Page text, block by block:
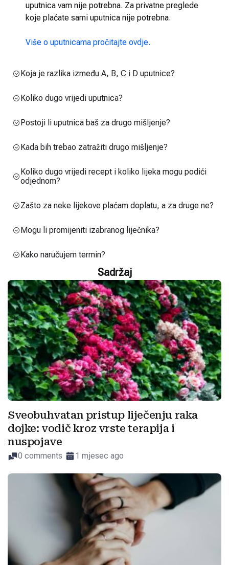
uputnica vam nije potrebna. Za privatne preglede
koje plaćate sami uputnica nije potrebna.
Više o uputnicama pročitajte ovdje.
Koja je razlika između A, B, C i D uputnice?
Koliko dugo vrijedi uputnica?
Postoji li uputnica baš za drugo mišljenje?
Kada bih trebao zatražiti drugo mišljenje?
Koliko dugo vrijedi recept i koliko lijeka mogu podići
odjednom?
Zašto za neke lijekove plaćam doplatu, a za druge ne?
Mogu li promijeniti izabranog liječnika?
Kako naručujem termin?
Sadržaj
Sveobuhvatan pristup liječenju raka
dojke: vodič kroz vrste terapija i
nuspojave
0 comments 1 mjesec ago